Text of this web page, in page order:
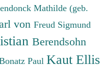
Mathilde (geb.
von Freud Sigmund
Berendsohn
Paul Kaut Ellis